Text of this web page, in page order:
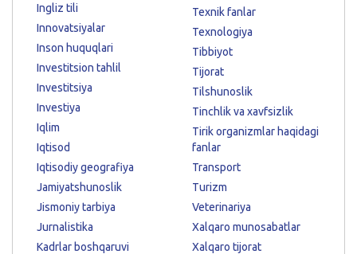
Ingliz tili
Innovatsiyalar
Inson huquqlari
Investitsion tahlil
Investitsiya
Investiya
Iqlim
Iqtisod
Iqtisodiy geografiya
Jamiyatshunoslik
Jismoniy tarbiya
Jurnalistika
Kadrlar boshqaruvi
Texnik fanlar
Texnologiya
Tibbiyot
Tijorat
Tilshunoslik
Tinchlik va xavfsizlik
Tirik organizmlar haqidagi
fanlar
Transport
Turizm
Veterinariya
Xalqaro munosabatlar
Xalqaro tijorat